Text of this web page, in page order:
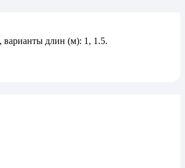
варианты длин (м): 1, 1.5.